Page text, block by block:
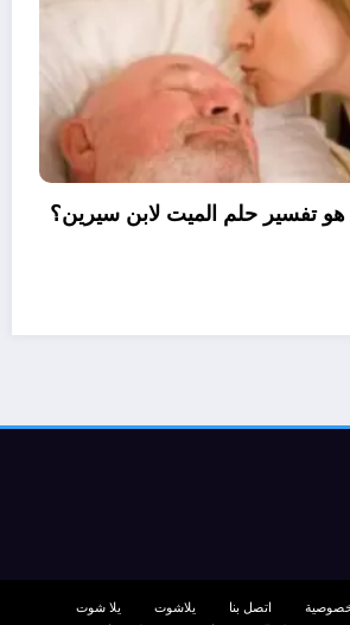
تعرف علي – ما هو تفسير